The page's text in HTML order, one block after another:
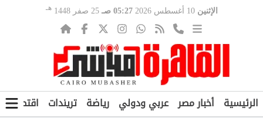
الإثنين 10 أغسطس 2026 05:27 صـ 25 صفر 1448 هـ
الرئيسية أخبار مصر عربي ودولي رياضة تريندات اقتصاد